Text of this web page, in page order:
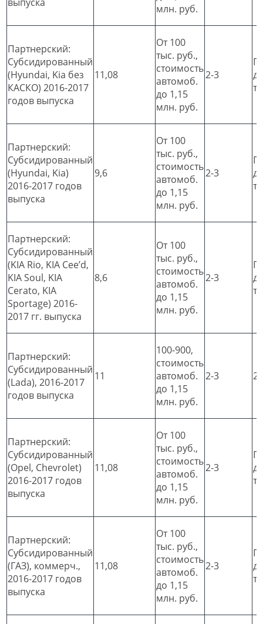
млн. руб.
Партнерский:
Субсидированный
(Hyundai, Kia без
КАСКО) 2016-2017
годов выпуска
11,08
От 100
тыс. руб.,
стоимость
автомоб.
до 1,15
млн. руб.
2-3
Партнерский:
Субсидированный
(Hyundai, Kia)
2016-2017 годов
выпуска
9,6
От 100
тыс. руб.,
стоимость
автомоб.
до 1,15
млн. руб.
2-3
Партнерский:
Субсидированный
(KIA Rio, KIA Cee’d,
KIA Soul, KIA
Cerato, KIA
Sportage) 2016-
2017 гг. выпуска
8,6
От 100
тыс. руб.,
стоимость
автомоб.
до 1,15
млн. руб.
2-3
Партнерский:
Субсидированный
(Lada), 2016-2017
годов выпуска
11
100-900,
стоимость
автомоб.
до 1,15
млн. руб.
2-3
Партнерский:
Субсидированный
(Opel, Chevrolet)
2016-2017 годов
выпуска
11,08
От 100
тыс. руб.,
стоимость
автомоб.
до 1,15
млн. руб.
2-3
Партнерский:
Субсидированный
(ГАЗ), коммерч.,
2016-2017 годов
выпуска
11,08
От 100
тыс. руб.,
стоимость
автомоб.
до 1,15
млн. руб.
2-3